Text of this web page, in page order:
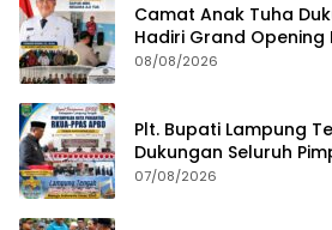
Camat Anak Tuha
Hadiri Grand Opening
Aji Tua Lampung
08/08/2026
Plt. Bupati Lampung
Dukungan Seluruh
RKUA-PPAS APBD
07/08/2026